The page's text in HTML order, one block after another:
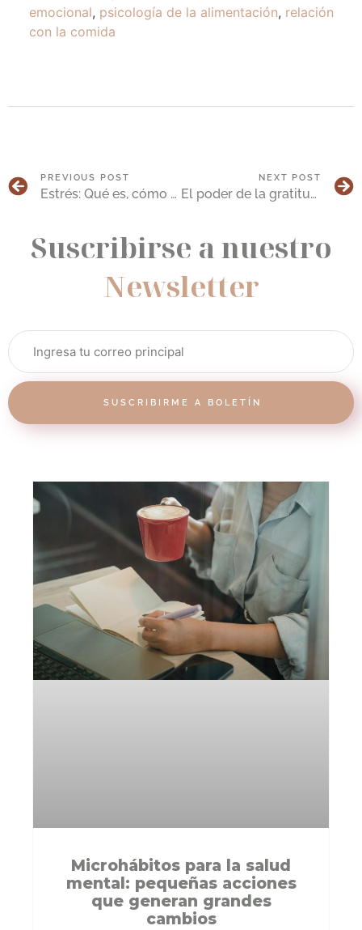
emocional, psicología de la alimentación, relación
con la comida
PREVIOUS POST
Estrés: Qué es, cómo afecta tu vida y cómo gestionarlo
NEXT POST
El poder de la gratitud: cómo mejora tu salud mental y bienestar emocional
Suscribirse a nuestro
Newsletter
SUSCRIBIRME A BOLETÍN
Microhábitos para la salud
mental: pequeñas acciones
que generan grandes
cambios